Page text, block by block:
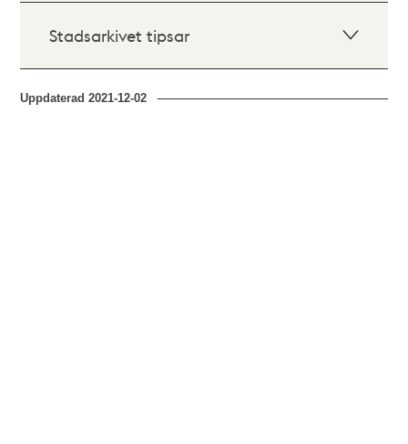
Stadsarkivet tipsar
Uppdaterad2021-12-02